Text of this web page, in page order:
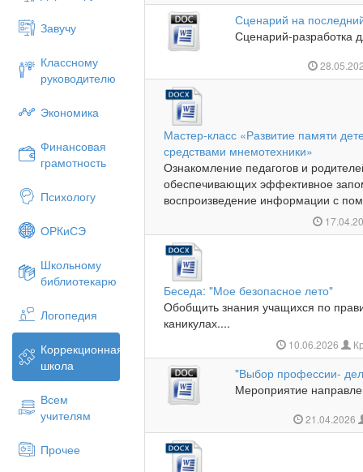
Завучу
Классному
руководителю
Экономика
Финансовая
грамотность
Психологу
ОРКиСЭ
Школьному
библиотекарю
Логопедия
Коррекционная
школа
Всем
учителям
Прочее
Сценарий на
Сценарий-разработка
Мастер-класс «Развитие памяти
средствами мнемотехники»
Ознакомление педагогов и
обеспечивающих эффективное
воспроизведение информации с
Беседа: "Мое безопасное лето"
Обобщить знания учащихся по
каникулах....
10.06.2026
"Выбор профессии-
Мероприятие
21.04.2026